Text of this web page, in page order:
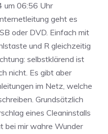
um 06:56 Uhr
geht es
oder DVD. Einfach mit
und R gleichzeitig
selbstklärend ist
nicht. Es gibt aber
im Netz, welche
Grundsätzlich
eines Cleaninstalls
bei mir wahre Wunder